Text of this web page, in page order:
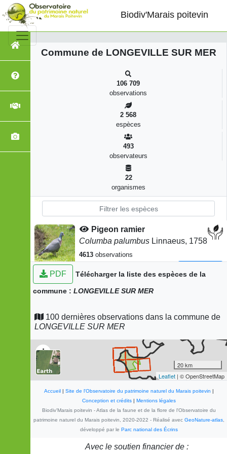
LONGEVILLE SUR MER, Biodiversité
Biodiv'Marais poitevin
Commune de LONGEVILLE SUR MER
106 709
observations
2 568
espèces
493
observateurs
22
organismes
Pigeon ramier
Columba palumbus Linnaeus, 1758
4613 observations
Erithacus rubecula(Linnaeus,
3245observations
Dernière observation en
Pinson des arbres
Fringilla coelebsLinnaeus, 1758
observations
Dernière observation en2025 Fiche espèce
Hirondelle rustique
Hirundo rusticaLinnaeus, 1758
2672observations
Dernière observation en2025
Merle noir
PDF Télécharger la liste des espèces de la
commune : LONGEVILLE SUR MER
100 dernières observations dans la commune de
LONGEVILLE SUR MER
+
−
20 km
Leaflet | © OpenStreetMap
Accueil| Site de l'Observatoire du patrimoine naturel du Marais poitevin |
Conception et crédits| Mentions légales
Biodiv'Marais poitevin - Atlas de la faune et de la flore de l'Observatoire du
patrimoine naturel du Marais poitevin, 2020-2022 - Réalisé avec GeoNature-atlas,
développé par le Parc national des Écrins
Avec le soutien financier de :